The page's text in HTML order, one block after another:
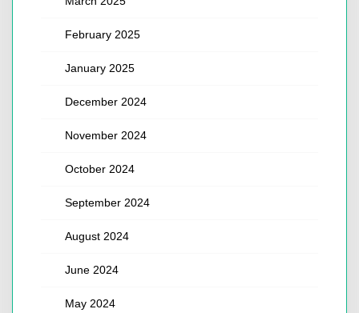
February 2025
January 2025
December 2024
November 2024
October 2024
September 2024
August 2024
June 2024
May 2024